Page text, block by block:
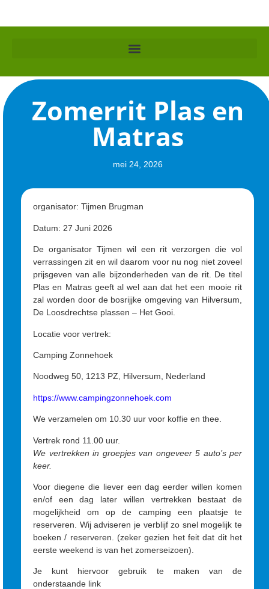
Zomerrit Plas en
Matras
mei 24, 2026
organisator: Tijmen Brugman
Datum: 27 Juni 2026
De organisator Tijmen wil een rit verzorgen die vol
verrassingen zit en wil daarom voor nu nog niet zoveel
prijsgeven van alle bijzonderheden van de rit. De titel
Plas en Matras geeft al wel aan dat het een mooie rit
zal worden door de bosrijjke omgeving van Hilversum,
De Loosdrechtse plassen – Het Gooi.
Locatie voor vertrek:
Camping Zonnehoek
Noodweg 50, 1213 PZ, Hilversum, Nederland
https://www.campingzonnehoek.com
We verzamelen om 10.30 uur voor koffie en thee.
Vertrek rond 11.00 uur.
We vertrekken in groepjes van ongeveer 5 auto’s per
keer.
Voor diegene die liever een dag eerder willen komen
en/of een dag later willen vertrekken bestaat de
mogelijkheid om op de camping een plaatsje te
reserveren. Wij adviseren je verblijf zo snel mogelijk te
boeken / reserveren. (zeker gezien het feit dat dit het
eerste weekend is van het zomerseizoen).
Je kunt hiervoor gebruik te maken van de
onderstaande link